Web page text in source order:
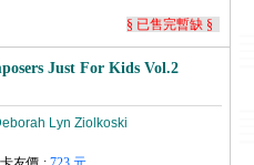
§ 已售完暫缺 §
Just For Kids Vol.2
Lyn Ziolkoski